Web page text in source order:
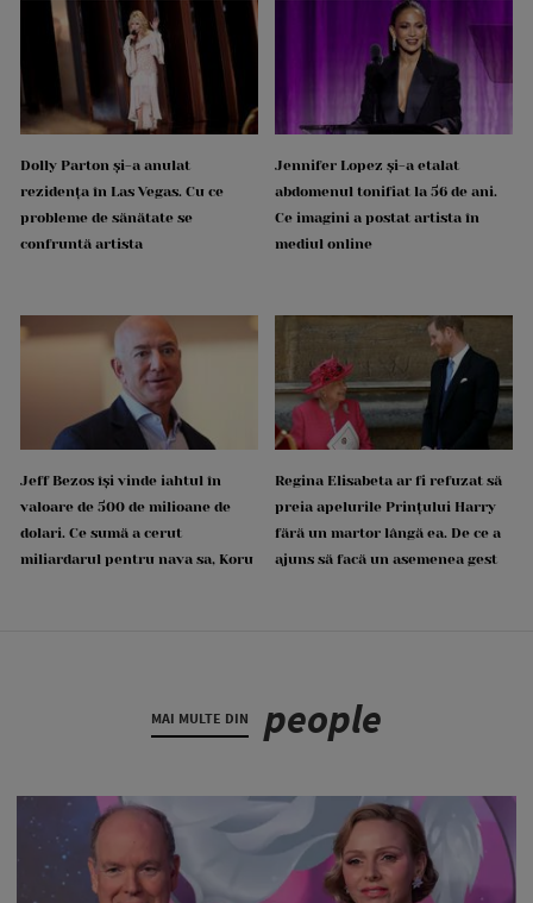
Dolly Parton și-a anulat
rezidența în Las Vegas. Cu ce
probleme de sănătate se
confruntă artista
Jennifer Lopez și-a etalat
abdomenul tonifiat la 56 de ani.
Ce imagini a postat artista în
mediul online
Jeff Bezos își vinde iahtul în
valoare de 500 de milioane de
dolari. Ce sumă a cerut
miliardarul pentru nava sa, Koru
Regina Elisabeta ar fi refuzat să
preia apelurile Prințului Harry
fără un martor lângă ea. De ce a
ajuns să facă un asemenea gest
MAI MULTE DIN people